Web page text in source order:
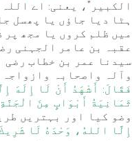
الكبير"، یعنی: اے
ہٹا دیا جاؤں یا پھسل
میں ظلم کروں یا مجھ پر
عقبہ بن عامر الجہنی
سیدنا عمر بن خطاب رضی
وآلہ واصحابہ
فَقَالَ: أَشْهَدُ أَنْ لَا إِلَهَ
ثَمَانِيَةُ أَبْوَابٍ مِنَ
وضو کیا اور بہتریں
إِلَّا اللهُ، وَحْدَهُ لَا